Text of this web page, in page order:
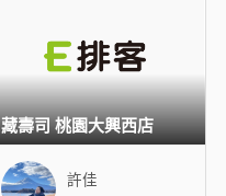
許佳
藏壽司 桃園大興西店